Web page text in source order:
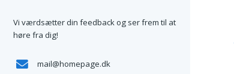
Vi værdsætter din feedback og ser frem til at
høre fra dig!
mail@homepage.dk